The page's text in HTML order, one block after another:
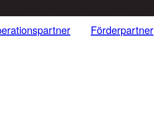
Förderpartner